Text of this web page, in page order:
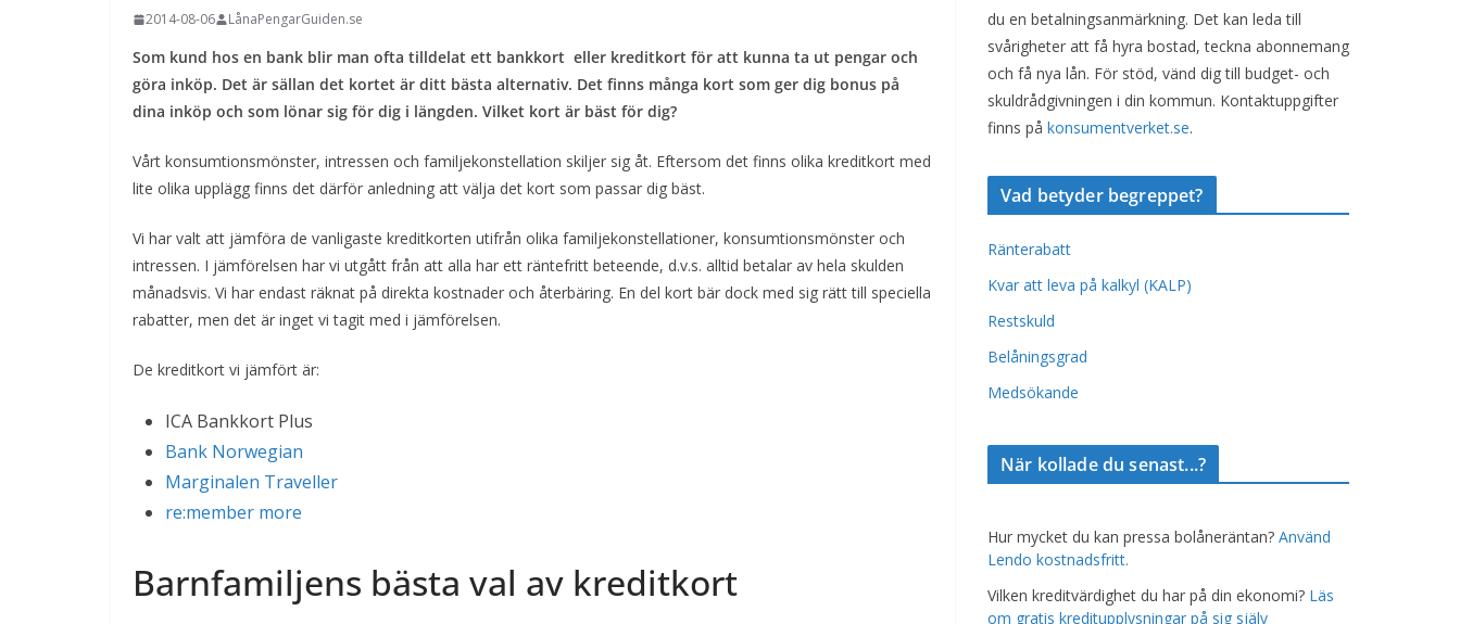
2014-08-06 LånaPengarGuiden.se
Som kund hos en bank blir man ofta tilldelat ett bankkort eller kreditkort för att kunna ta ut pengar och
göra inköp. Det är sällan det kortet är ditt bästa alternativ. Det finns många kort som ger dig bonus på
dina inköp och som lönar sig för dig i längden. Vilket kort är bäst för dig?
Vårt konsumtionsmönster, intressen och familjekonstellation skiljer sig åt. Eftersom det finns olika kreditkort med
lite olika upplägg finns det därför anledning att välja det kort som passar dig bäst.
Vi har valt att jämföra de vanligaste kreditkorten utifrån olika familjekonstellationer, konsumtionsmönster och
intressen. I jämförelsen har vi utgått från att alla har ett räntefritt beteende, d.v.s. alltid betalar av hela skulden
månadsvis. Vi har endast räknat på direkta kostnader och återbäring. En del kort bär dock med sig rätt till speciella
rabatter, men det är inget vi tagit med i jämförelsen.
De kreditkort vi jämfört är:
ICA Bankkort Plus
Bank Norwegian
Marginalen Traveller
re:member more
Barnfamiljens bästa val av kreditkort
du en betalningsanmärkning. Det kan leda till
svårigheter att få hyra bostad, teckna abonnemang
och få nya lån. För stöd, vänd dig till budget- och
skuldrådgivningen i din kommun. Kontaktuppgifter
finns på konsumentverket.se.
Vad betyder begreppet?
Ränterabatt
Kvar att leva på kalkyl (KALP)
Restskuld
Belåningsgrad
Medsökande
När kollade du senast...?
Hur mycket du kan pressa bolåneräntan? Använd
Lendo kostnadsfritt.
Vilken kreditvärdighet du har på din ekonomi? Läs
om gratis kreditupplysningar på sig själv